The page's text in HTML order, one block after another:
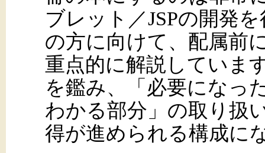
ブレット／JSPの開発
の方に向けて、配属前
重点的に解説していま
を鑑み、「必要になっ
わかる部分」の取り扱
得が進められる構成に